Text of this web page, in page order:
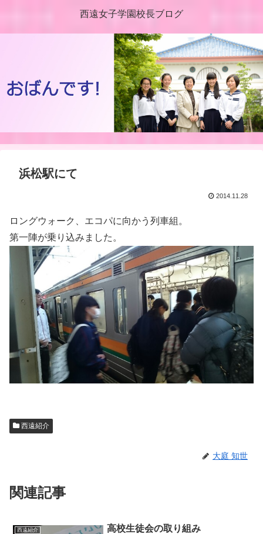
西遠女子学園校長ブログ
浜松駅にて
2014.11.28
ロングウォーク、エコパに向かう列車組。
第一陣が乗り込みました。
西遠紹介
大庭 知世
関連記事
西遠紹介 高校生徒会の取り組み